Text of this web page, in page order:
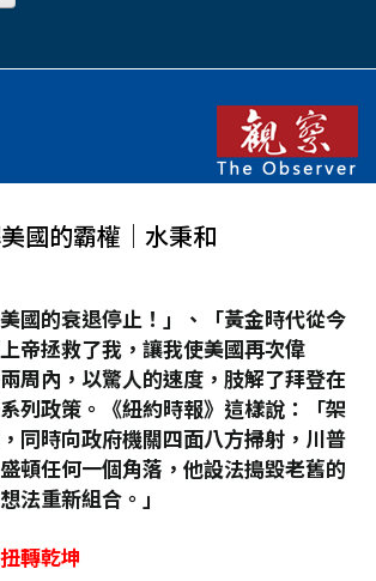
國的霸權│水秉和
美國的衰退停止！」、「黃金時代從今
帝拯救了我，讓我使美國再次偉
周內，以驚人的速度，肢解了拜登在
列政策。《紐約時報》這樣說：「架
同時向政府機關四面八方掃射，川普
頓任何一個角落，他設法搗毀老舊的
法重新組合。」
轉乾坤